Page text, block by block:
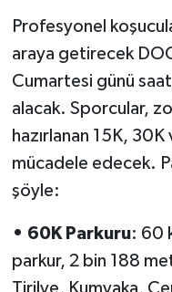
Profesyonel
araya getirecek
Cumartesi günü
alacak. Sporcular,
hazırlanan 15K,
mücadele edecek.
şöyle:
• 60K Parkuru: 60
parkur, 2 bin 188